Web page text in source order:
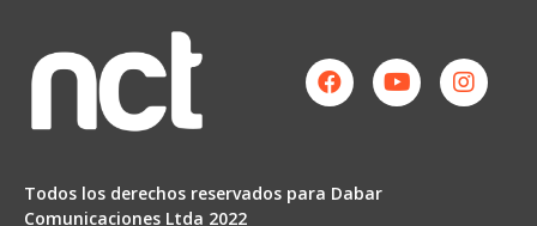
Todos los derechos reservados para Dabar
Comunicaciones Ltda 2022